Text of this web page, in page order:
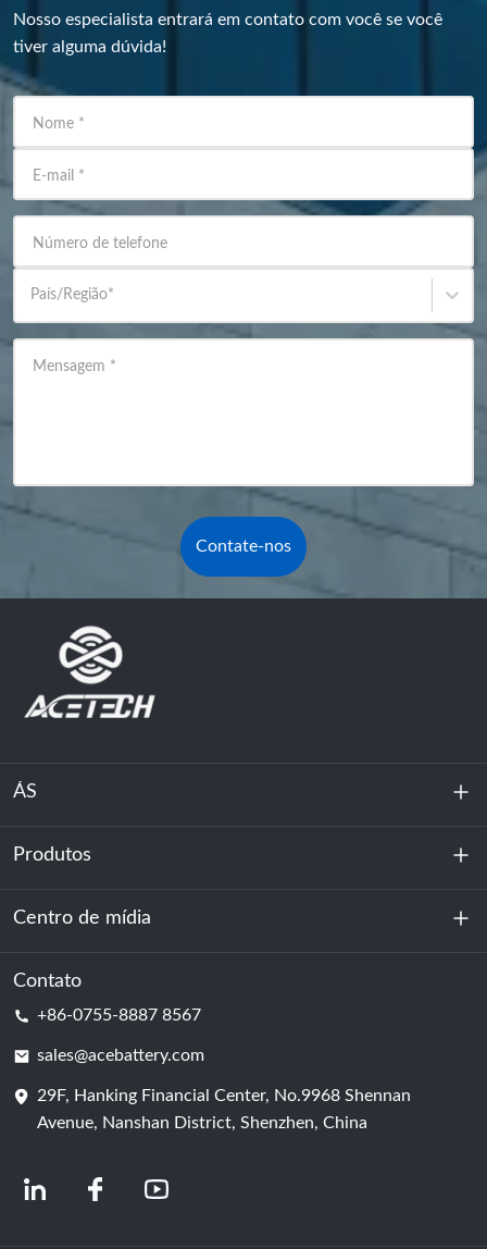
Nosso especialista entrará em contato com você se você
tiver alguma dúvida!
Nome *
E-mail *
Número de telefone
País/Região*
Mensagem *
Contate-nos
ÁS
Sobre nós
Sustentabilidade
Produtos
Armazenamento de energia
Centro de dados e sala de servidores
Célula de bateria
Centro de mídia
Notícias
Contato
+86-0755-8887 8567
sales@acebattery.com
29F, Hanking Financial Center, No.9968 Shennan
Avenue, Nanshan District, Shenzhen, China